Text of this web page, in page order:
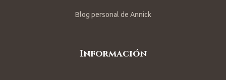
Blog personal de Annick
Información